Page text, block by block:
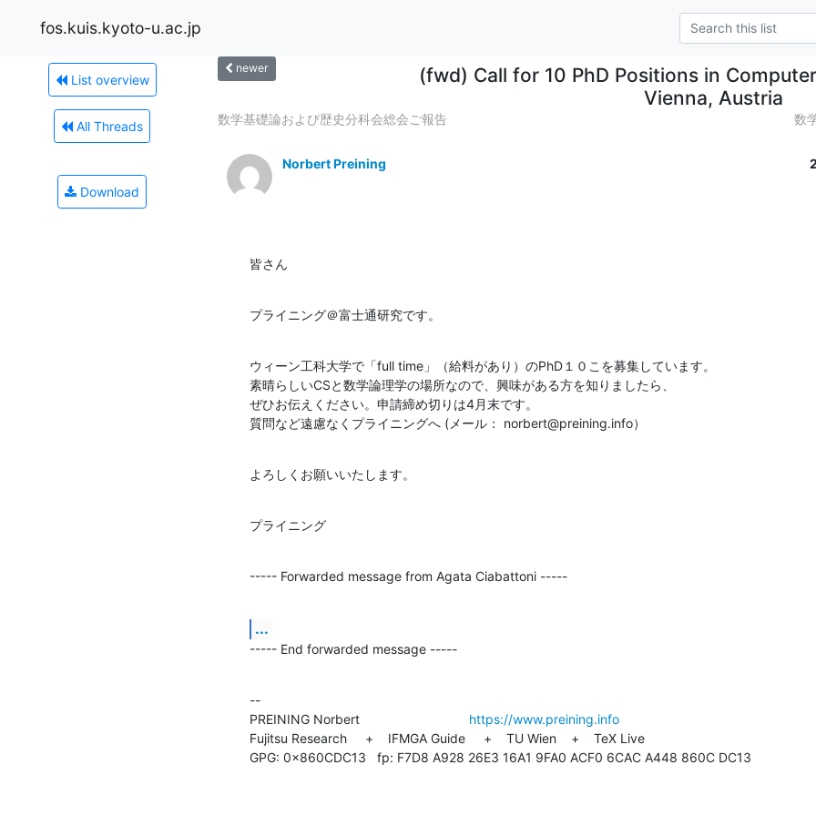
fos.kuis.kyoto-u.ac.jp
List overview
All Threads
Download
newer
(fwd) Call for 10 PhD Positions in
Vienna, Austria
数学基礎論および歴史分科会総会ご報告 数
Norbert Preining
皆さん
プライニング＠富士通研究です。
ウィーン工科大学で「full time」（給料があり）のPhD１０こを募集しています。
素晴らしいCSと数学論理学の場所なので、興味がある方を知りましたら、
ぜひお伝えください。申請締め切りは4月末です。
質問など遠慮なくプライニングへ (メール： norbert@preining.info）
よろしくお願いいたします。
プライニング
----- Forwarded message from Agata Ciabattoni -----
...
----- End forwarded message -----
--
PREINING Norbert https://www.preining.info
Fujitsu Research     +    IFMGA Guide     +    TU Wien    +    TeX Live
GPG: 0x860CDC13   fp: F7D8 A928 26E3 16A1 9FA0 ACF0 6CAC A448 860C DC13